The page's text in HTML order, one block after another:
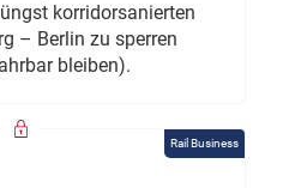
korridorsanierten
– Berlin zu sperren
bleiben).
Rail Business